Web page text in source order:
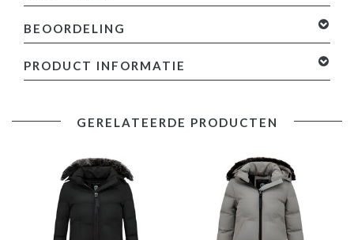
BEOORDELING
toevoegen
PRODUCT INFORMATIE
Heeft een blauwe kleur met een grijze nep bontkraag
Comfortabel en warm model, perfect voor de winter
Extra lang model met een Slim fit pasvorm
De voering bestaat uit 100% polyester
GERELATEERDE PRODUCTEN